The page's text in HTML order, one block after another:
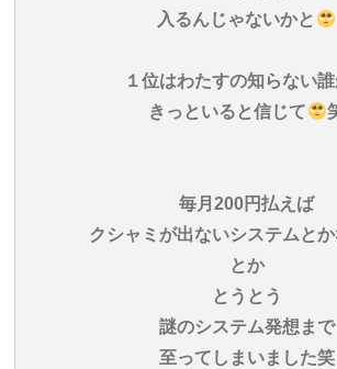
入るんじゃないかと
１位はわたすの知らない
きっといると信じて
毎月200円払えば
クシャミが出ないシステムと
とか
とうとう
謎のシステム発想まで
至ってしまいました笑